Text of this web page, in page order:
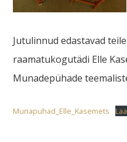
Jutulinnud edastavad
raamatukogutädi Elle
Munadepühade
Munapuhad_Elle_Kasemets